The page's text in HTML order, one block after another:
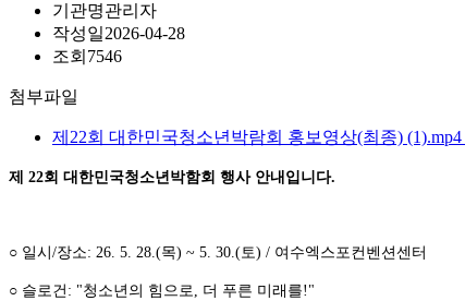
기관명관리자
작성일2026-04-28
조회 7546
첨부파일
제22회 대한민국청소년박람회 홍보영상(최종) (1).mp4
제 22회 대한민국청소년박함회 행사 안내입니다.
○ 일시/장소: 26. 5. 28.(목) ~ 5. 30.(토) / 여수엑스포컨벤션센터
○ 슬로건: "청소년의 힘으로, 더 푸른 미래를!"